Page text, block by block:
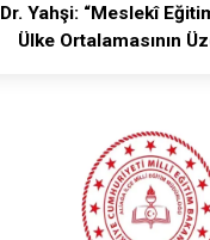
Dr. Yahşi: “Meslekî
Ülke Ortalamasının